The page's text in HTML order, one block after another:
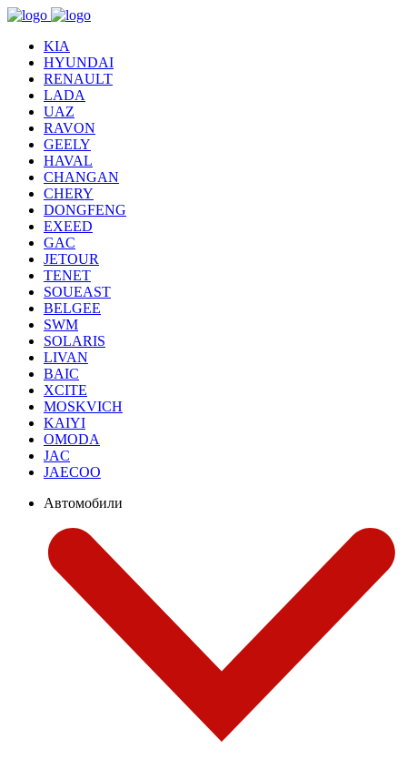
KIA
HYUNDAI
RENAULT
LADA
UAZ
RAVON
GEELY
HAVAL
CHANGAN
CHERY
DONGFENG
EXEED
GAC
JETOUR
TENET
SOUEAST
BELGEE
SWM
SOLARIS
LIVAN
BAIC
XCITE
MOSKVICH
KAIYI
OMODA
JAC
JAECOO
Автомобили